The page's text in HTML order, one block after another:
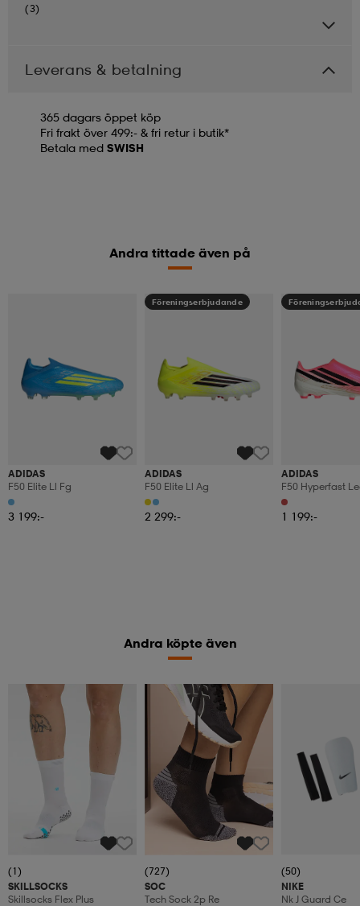
(3)
Leverans & betalning
365 dagars öppet köp
Fri frakt över 499:- & fri retur i butik*
Betala med SWISH
Andra tittade även på
ADIDAS
F50 Elite Ll Fg
3 199:-
Föreningserbjudande
ADIDAS
F50 Elite Ll Ag
2 299:-
ADIDAS
F50 Hyperfast
Fg/mg
1 199:-
Andra köpte även
(1)
SKILLSOCKS
Skillsocks Flex Plus
(727)
SOC
Tech Sock 2p Re
(50)
NIKE
Nk J Guard Ce